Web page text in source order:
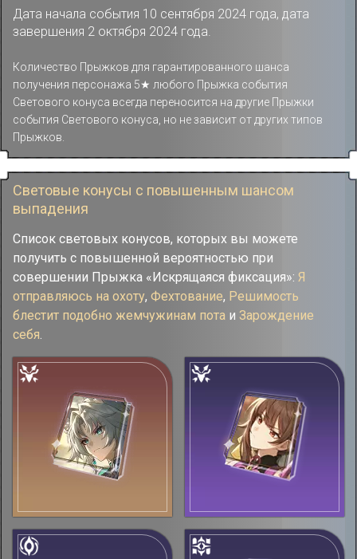
Дата начала события 10 сентября 2024 года, дата
завершения 2 октября 2024 года.
Количество Прыжков для гарантированного шанса
получения персонажа 5★ любого Прыжка события
Светового конуса всегда переносится на другие Прыжки
события Светового конуса, но не зависит от других типов
Прыжков.
Световые конусы с повышенным шансом
выпадения
Список световых конусов, которых вы можете
получить с повышенной вероятностью при
совершении Прыжка «Искрящаяся фиксация»: Я
отправляюсь на охоту, Фехтование, Решимость
блестит подобно жемчужинам пота и Зарождение
себя.